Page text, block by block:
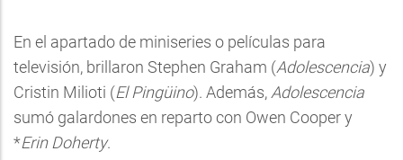
En el apartado de miniseries o películas para
televisión, brillaron Stephen Graham (Adolescencia) y
Cristin Milioti (El Pingüino). Además, Adolescencia
sumó galardones en reparto con Owen Cooper y
*Erin Doherty.